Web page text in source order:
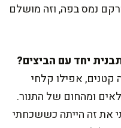
נמס בפה, וזה מושלם
קטנים, אפילו קלחי
ומהחום של התנור.
את זה הייתה כששכחתי